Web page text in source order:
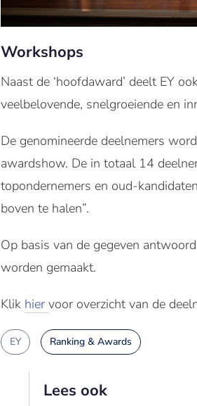
Workshops
Naast de ‘hoofdaward’ deelt EY
veelbelovende, snelgroeiende en
De genomineerde deelnemers
awardshow. De in totaal 14
topondernemers en oud-
boven te halen”.
Op basis van de gegeven
worden gemaakt.
Klik hier voor overzicht van de
EY Ranking & Awards
Lees ook